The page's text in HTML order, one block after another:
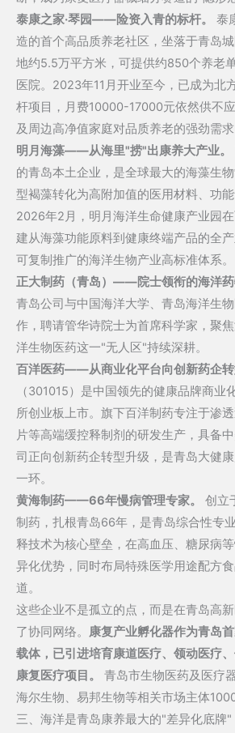
泰康之家·琴园——险资入青的标杆。
泰
造的首个高品质养老社区，坐落于青岛
地约5.5万平方米，可提供约850个养老
医院。2023年11月开业至今，已成为北
杆项目，月费10000-17000元依然供不
及周边高净值家庭对品质养老的强劲需求
明月海藻——从海里"捞"出康养大产业。
的青岛本土企业，是全球最大的海藻生
型褐藻转化为高附加值的医用材料、功能
2026年2月，明月海洋生命健康产业园
建从海藻功能原料到健康终端产品的全
可复制推广的海洋生物产业高标准体系。
正大制药（青岛）——院士领衔的海洋药
青岛公司与中国海洋大学、青岛海洋生
作，聘请管华诗院士为首席科学家，聚
洋生物医药这一"无人区"持续深耕。
百洋医药——从商业化平台向创新药企转
（301015）是中国领先的健康品牌商业
所创业板上市。旗下百洋制药专注于渗
片等高端缓控释制剂的研发生产，具备
司正向创新药企转型升级，是青岛大健
一环。
黄海制药——66年慢病管理专家。
创立
制药，扎根青岛66年，是青岛综合性专
释技术为核心壁垒，在高血压、糖尿病
异化优势，同时布局特殊医学用途配方
道。
这些企业不是孤立的点，而是在青岛高
了协同网络。 康复产业孵化器作为青岛
载体，已引进培育康道医疗、领动医疗
康复医疗项目。
青岛市生物医药及医疗
海尔生物、易邦生物等相关市场主体1000
三、海洋是青岛康养最大的"差异化底牌"